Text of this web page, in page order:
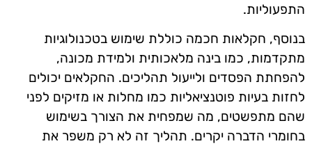
התפעוליות.
בנוסף, חקלאות חכמה כוללת שימוש בטכנולוגיות
מתקדמות, כמו בינה מלאכותית ולמידת מכונה,
להפחתת הפסדים ולייעול תהליכים. החקלאים יכולים
לחזות בעיות פוטנציאליות כמו מחלות או מזיקים לפני
שהם מתפשטים, מה שמפחית את הצורך בשימוש
בחומרי הדברה יקרים. תהליך זה לא רק משפר את